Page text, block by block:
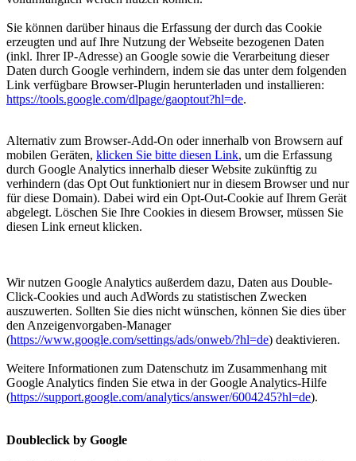
Sie können darüber hinaus die Erfassung der durch das Cookie
erzeugten und auf Ihre Nutzung der Webseite bezogenen Daten
(inkl. Ihrer IP-Adresse) an Google sowie die Verarbeitung dieser
Daten durch Google verhindern, indem sie das unter dem folgenden
Link verfügbare Browser-Plugin herunterladen und installieren:
https://tools.google.com/dlpage/gaoptout?hl=de.
Alternativ zum Browser-Add-On oder innerhalb von Browsern auf
mobilen Geräten, klicken Sie bitte diesen Link, um die Erfassung
durch Google Analytics innerhalb dieser Website zukünftig zu
verhindern (das Opt Out funktioniert nur in diesem Browserund nur
für diese Domain). Dabei wird ein Opt-Out-Cookie auf Ihrem Gerät
abgelegt. Löschen Sie Ihre Cookies in diesem Browser, müssen Sie
diesen Link erneut klicken.
Wir nutzen Google Analytics außerdem dazu, Daten aus Double-
Click-Cookies und auch AdWords zu statistischen Zwecken
auszuwerten. Sollten Sie dies nicht wünschen, können Sie dies über
den Anzeigenvorgaben-Manager
(https://www.google.com/settings/ads/onweb/?hl=de) deaktivieren.
Weitere Informationen zum Datenschutz im Zusammenhang mit
Google Analytics finden Sie etwa in der Google Analytics-Hilfe
(https://support.google.com/analytics/answer/6004245?hl=de).
Doubleclick by Google